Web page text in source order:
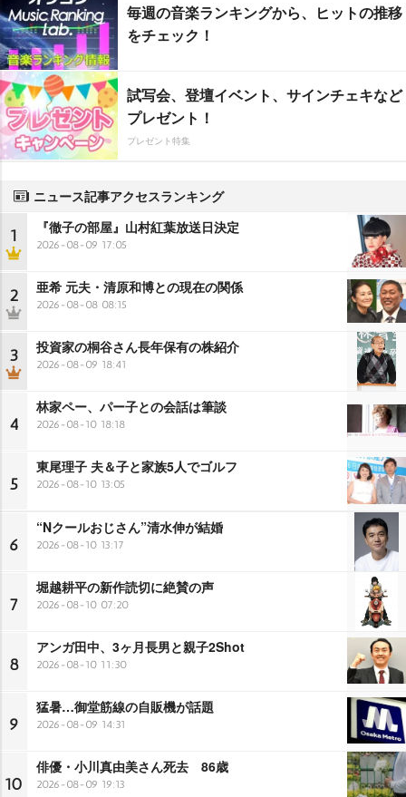
毎週の音楽ランキングから、ヒットの推移
をチェック！
試写会、登壇イベント、サインチェキなど
プレゼント！
プレゼント特集
ニュース記事アクセスランキング
1 『徹子の部屋』山村紅葉放送日決定
2026-08-09 17:05
2 亜希 元夫・清原和博との現在の関係
2026-08-08 08:15
3 投資家の桐谷さん長年保有の株紹介
2026-08-09 18:41
4
林家ペー、パー子との会話は筆談
2026-08-10 18:18
5
東尾理子 夫＆子と家族5人でゴルフ
2026-08-10 13:05
6
“Nクールおじさん”清水伸が結婚
2026-08-10 13:17
7
堀越耕平の新作読切に絶賛の声
2026-08-10 07:20
8
アンガ田中、3ヶ月長男と親子2Shot
2026-08-10 11:30
9
猛暑…御堂筋線の自販機が話題
2026-08-09 14:31
10
俳優・小川真由美さん死去 86歳
2026-08-09 19:13